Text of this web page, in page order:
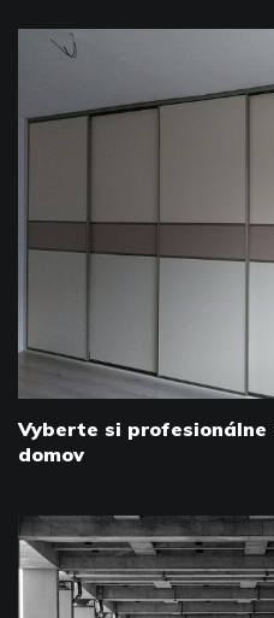
Vyberte si
domov